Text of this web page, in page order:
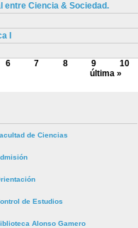
entre Ciencia & Sociedad.
I
6 7 8 9
10
última »
de Ciencias
de Estudios
Alonso Gamero